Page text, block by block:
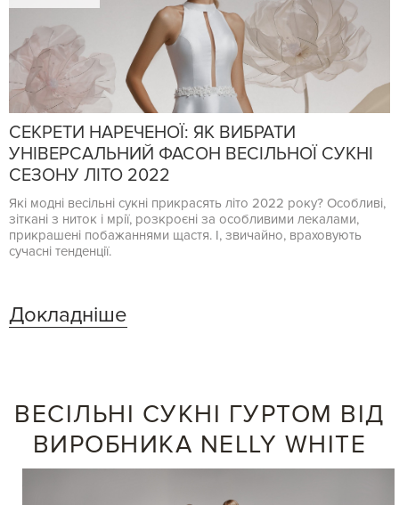
СЕКРЕТИ НАРЕЧЕНОЇ: ЯК ВИБРАТИ
УНІВЕРСАЛЬНИЙ ФАСОН ВЕСІЛЬНОЇ СУКНІ
СЕЗОНУ ЛІТО 2022
Які модні весільні сукні прикрасять літо 2022 року? Особливі,
зіткані з ниток і мрії, розкроєні за особливими лекалами,
прикрашені побажаннями щастя. І, звичайно, враховують
сучасні тенденції.
Докладніше
ВЕСІЛЬНІ СУКНІ ГУРТОМ ВІД
ВИРОБНИКА NELLY WHITE